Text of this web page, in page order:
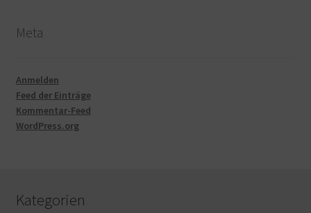
Meta
Anmelden
Feed der Einträge
Kommentar-Feed
WordPress.org
Kategorien